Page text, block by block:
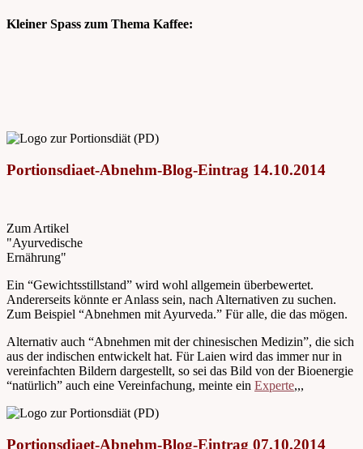
Kleiner Spass zum Thema Kaffee:
Portionsdiaet-Abnehm-Blog-Eintrag 14.10.2014
Zum Artikel
"Ayurvedische
Ernährung"
Ein “Gewichtsstillstand” wird wohl allgemein überbewertet.
Andererseits könnte er Anlass sein, nach Alternativen zu suchen.
Zum Beispiel “Abnehmen mit Ayurveda.” Für alle, die das mögen.
Alternativ auch “Abnehmen mit der chinesischen Medizin”, die sich
aus der indischen entwickelt hat. Für Laien wird das immer nur in
vereinfachten Bildern dargestellt, so sei das Bild von der Bioenergie
“natürlich” auch eine Vereinfachung, meinte ein Experte,,,
Portionsdiaet-Abnehm-Blog-Eintrag 07.10.2014